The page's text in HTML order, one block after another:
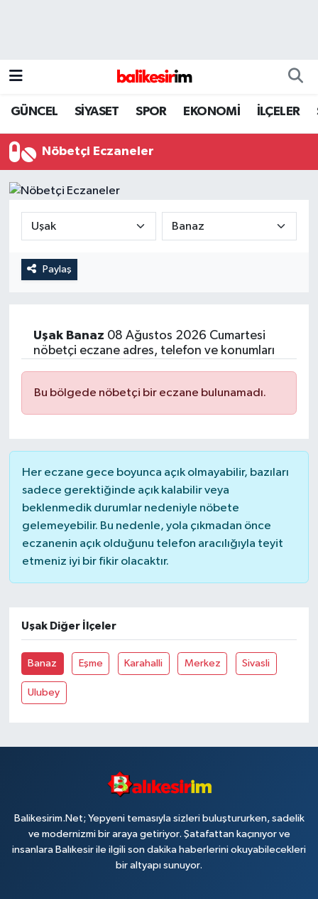
GÜNCEL SİYASET SPOR EKONOMİ İLÇELER
Nöbetçi Eczaneler
Paylaş
Uşak Banaz 08 Ağustos 2026 Cumartesi
nöbetçi eczane adres, telefon ve konumları
Bu bölgede nöbetçi bir eczane bulunamadı.
Her eczane gece boyunca açık olmayabilir, bazıları
sadece gerektiğinde açık kalabilir veya
beklenmedik durumlar nedeniyle nöbete
gelemeyebilir. Bu nedenle, yola çıkmadan önce
eczanenin açık olduğunu telefon aracılığıyla teyit
etmeniz iyi bir fikir olacaktır.
Uşak Diğer İlçeler
Banaz Eşme Karahalli Merkez Sivasli
Ulubey
Balikesirim.Net; Yepyeni temasıyla sizleri buluştururken, sadelik
ve modernizmi bir araya getiriyor. Şatafattan kaçınıyor ve
insanlara Balıkesir ile ilgili son dakika haberlerini okuyabilecekleri
bir altyapı sunuyor.